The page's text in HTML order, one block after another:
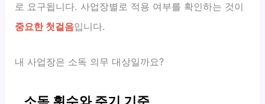
로 요구됩니다. 사업장별로 적용 여부를 확인하는 것이
중요한 첫걸음입니다.
내 사업장은 소독 의무 대상일까요?